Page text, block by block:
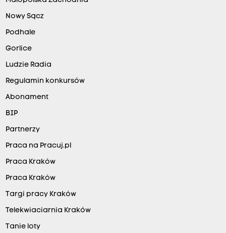
Nowy Sącz
Podhale
Gorlice
Ludzie Radia
Regulamin konkursów
Abonament
BIP
Partnerzy
Praca na Pracuj.pl
Praca Kraków
Praca Kraków
Targi pracy Kraków
Telekwiaciarnia Kraków
Tanie loty